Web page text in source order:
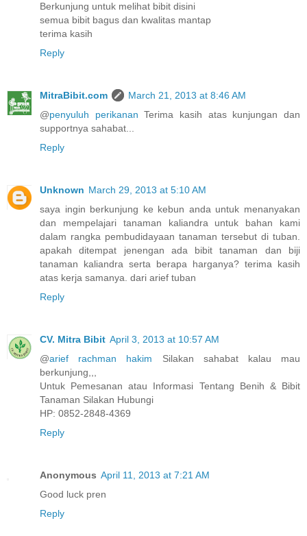
Berkunjung untuk melihat bibit disini
semua bibit bagus dan kwalitas mantap
terima kasih
Reply
MitraBibit.com
March 21, 2013 at 8:46 AM
@penyuluh perikanan Terima kasih atas kunjungan dan
supportnya sahabat...
Reply
Unknown March 29, 2013 at 5:10 AM
saya ingin berkunjung ke kebun anda untuk menanyakan
dan mempelajari tanaman kaliandra untuk bahan kami
dalam rangka pembudidayaan tanaman tersebut di tuban.
apakah ditempat jenengan ada bibit tanaman dan biji
tanaman kaliandra serta berapa harganya? terima kasih
atas kerja samanya. dari arief tuban
Reply
CV. Mitra Bibit April 3, 2013 at 10:57 AM
@arief rachman hakim Silakan sahabat kalau mau
berkunjung,,,
Untuk Pemesanan atau Informasi Tentang Benih & Bibit
Tanaman Silakan Hubungi
HP: 0852-2848-4369
Reply
Anonymous April 11, 2013 at 7:21 AM
Good luck pren
Reply